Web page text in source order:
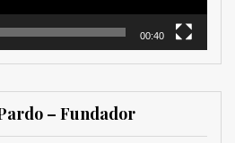
00:40
– Fundador